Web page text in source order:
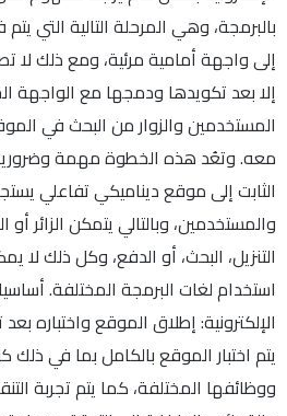
بالبرمجة، وهي المرحلة التالية التي
إلى واجهة أمامية مرئية، ومع ذلك لا
إلا بعد تكويدها ودمجها مع الواجهة
المستخدمين والزوار من البحث في
معه. وتعُد هذه الخطوة مهمة
الثابت إلى موقع ديناميكي تفاعلي
والمستخدمين، وبالتالي يتمكن الزائر
التنزيل، البحث، أو الدفع، وكل ذلك
استخدام لغات البرمجة المختلفة.
الإلكترونية: إطلاق الموقع واختباره
يتم اختبار الموقع بالكامل بما في
ووظائفها المختلفة، كما يتم تجربة